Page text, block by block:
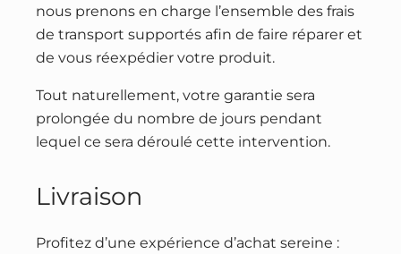
nous prenons en charge l’ensemble des frais
de transport supportés afin de faire réparer et
de vous réexpédier votre produit.
Tout naturellement, votre garantie sera
prolongée du nombre de jours pendant
lequel ce sera déroulé cette intervention.
Livraison
Profitez d’une expérience d’achat sereine :